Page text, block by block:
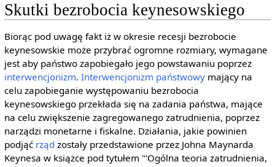
Skutki bezrobocia keynesowskiego
Biorąc pod uwagę fakt iż w okresie recesji bezrobocie
keynesowskie może przybrać ogromne rozmiary, wymagane
jest aby państwo zapobiegało jego powstawaniu poprzez
interwencjonizm. Interwencjonizm państwowymający na
celu zapobieganie występowaniu bezrobocia
keynesowskiego przekłada się na zadania państwa, mające
na celu zwiększenie zagregowanego zatrudnienia, poprzez
narządzi monetarne i fiskalne. Działania, jakie powinien
podjąć rząd zostały przedstawione przez Johna Maynarda
Keynesa w książce pod tytułem "'Ogólna teoria zatrudnienia,